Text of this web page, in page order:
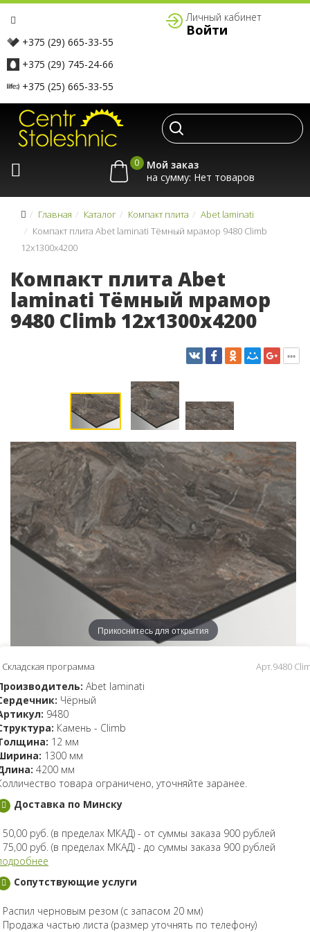
+375 (29) 665-33-55
+375 (29) 745-24-66
+375 (25) 665-33-55
Личный кабинет
Войти
0
Мой заказ
на сумму:
Главная Каталог Компакт плита
Abet laminati
Компакт плита Abet laminati Тёмный мрамор 9480 Climb
12x1300x4200
Компакт плита Abet
laminati Тёмный мрамор
9480 Climb 12x1300x4200
Прикоснитесь для открытия
Складская программа Арт.9480
Abet laminati
Чёрный
9480
Камень - Climb
12 мм
1300 мм
4200 мм
товара ограничено, уточняйте заранее.
Доставка по Минску
50,00 руб. (в пределах МКАД) - от суммы заказа 900 рублей
75,00 руб. (в пределах МКАД) - до суммы заказа 900 рублей
Сопутствующие услуги
Распил черновым резом (с запасом 20 мм)
Продажа частью листа (размер уточнять по телефону)